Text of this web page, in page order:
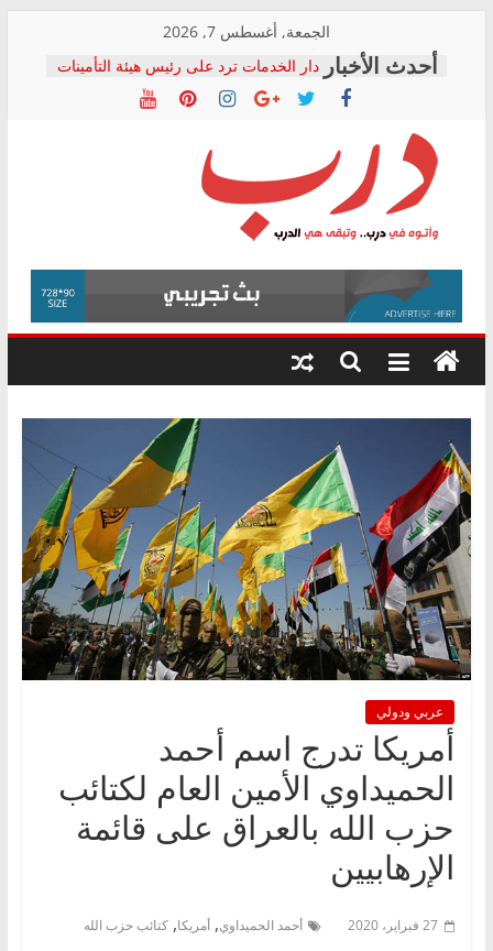
content
الجمعة, أغسطس 7, 2026
دار الخدمات ترد على رئيس هيئة التأمينات
بعد مؤتمره الصحفي: إنكار الأزمة لا ينهي
معاناة أصحاب المعاشات.. ونطالب بكشف
فرحات سليمان يكتب: القطاع الصحي إلى
أين؟
حزب التحالف الشعبي يطلق لجنة “الحق
في الصحة” بالإسكندرية لرصد الانتهاكات
ودعم المرضى
الوزاري لمدينة الصحفيين.. وانتهاء أعمال
إنشاء المبنى الإداري
المجلس القومي لحقوق الإنسان يعلن
متابعة قضية الدكتور محمد زهران.. ويؤكد:
قرينة البراءة وضمانات المحاكمة العادلة
درب
وأتوه
درب..
وتبقى
هي
عربي ودولي
أمريكا تدرج اسم أحمد
الحميداوي الأمين العام لكتائب
حزب الله بالعراق على قائمة
الإرهابيين
27 فبراير، 2020 أحمد الحميداوي, أمريكا, كتائب حزب الله